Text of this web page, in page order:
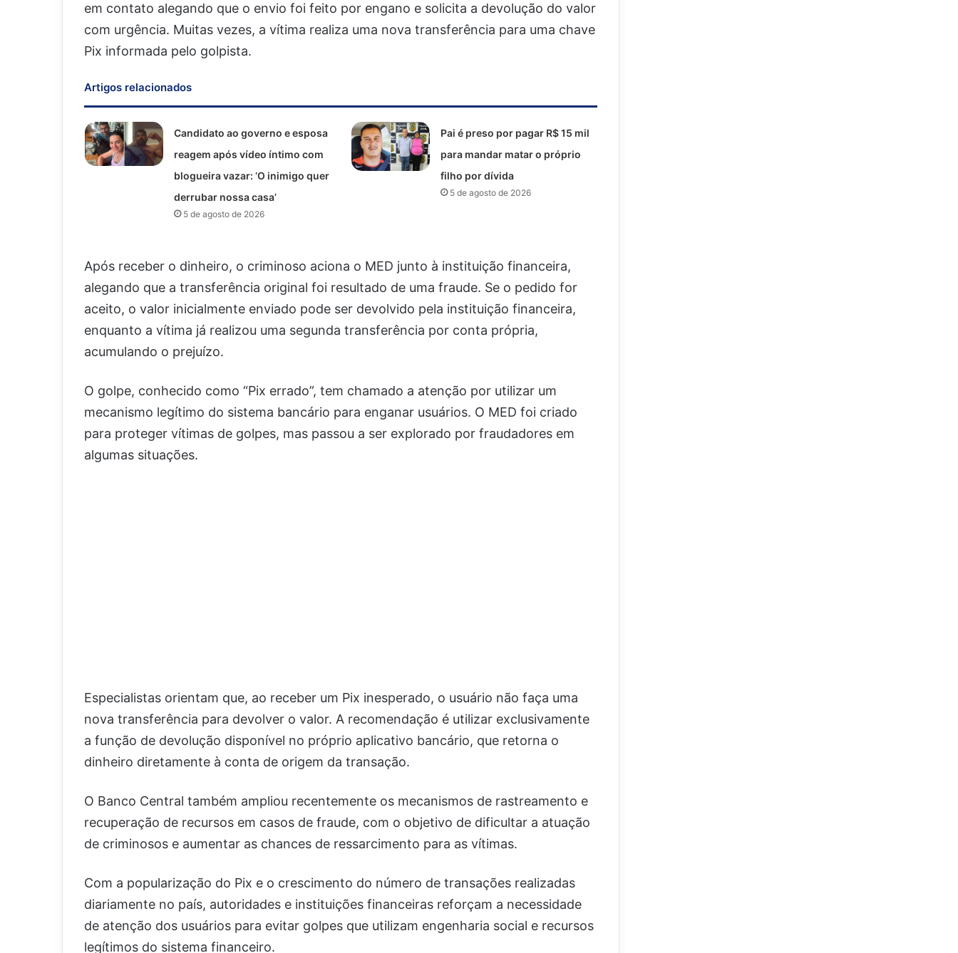
em contato alegando que o envio foi feito por engano e solicita a devolução do valor
com urgência. Muitas vezes, a vítima realiza uma nova transferência para uma chave
Pix informada pelo golpista.
Artigos relacionados
Candidato ao governo e esposa
reagem após vídeo íntimo com
blogueira vazar: ‘O inimigo quer
derrubar nossa casa’
5 de agosto de 2026
Pai é preso por pagar R$ 15 mil
para mandar matar o próprio
filho por dívida
5 de agosto de 2026
Após receber o dinheiro, o criminoso aciona o MED junto à instituição financeira,
alegando que a transferência original foi resultado de uma fraude. Se o pedido for
aceito, o valor inicialmente enviado pode ser devolvido pela instituição financeira,
enquanto a vítima já realizou uma segunda transferência por conta própria,
acumulando o prejuízo.
O golpe, conhecido como “Pix errado”, tem chamado a atenção por utilizar um
mecanismo legítimo do sistema bancário para enganar usuários. O MED foi criado
para proteger vítimas de golpes, mas passou a ser explorado por fraudadores em
algumas situações.
Especialistas orientam que, ao receber um Pix inesperado, o usuário não faça uma
nova transferência para devolver o valor. A recomendação é utilizar exclusivamente
a função de devolução disponível no próprio aplicativo bancário, que retorna o
dinheiro diretamente à conta de origem da transação.
O Banco Central também ampliou recentemente os mecanismos de rastreamento e
recuperação de recursos em casos de fraude, com o objetivo de dificultar a atuação
de criminosos e aumentar as chances de ressarcimento para as vítimas.
Com a popularização do Pix e o crescimento do número de transações realizadas
diariamente no país, autoridades e instituições financeiras reforçam a necessidade
de atenção dos usuários para evitar golpes que utilizam engenharia social e recursos
legítimos do sistema financeiro.